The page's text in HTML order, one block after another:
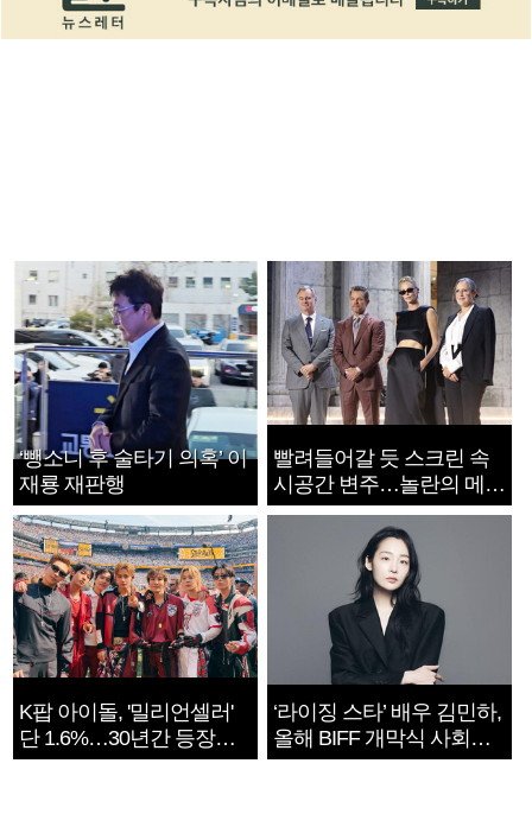
‘뺑소니 후 술타기 의혹’ 이
재룡 재판행
빨려들어갈 듯 스크린 속
시공간 변주…놀란의 메시
지는 ‘전쟁 속죄’
K팝 아이돌, '밀리언셀러'
단 1.6%…30년간 등장
1182개팀 전수조사
‘라이징 스타’ 배우 김민하,
올해 BIFF 개막식 사회자
확정